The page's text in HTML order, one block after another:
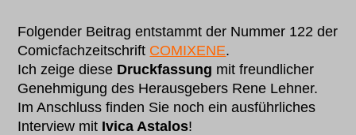
Folgender Beitrag entstammt der Nummer 122 der
Comicfachzeitschrift COMIXENE.
Ich zeige diese Druckfassung mit freundlicher
Genehmigung des Herausgebers Rene Lehner.
Im Anschluss finden Sie noch ein ausführliches
Interview mit Ivica Astalos!